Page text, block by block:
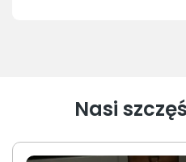
Nasi